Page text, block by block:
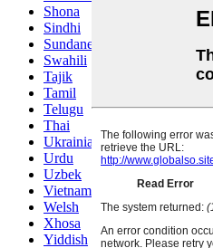
Shona
Sindhi
Sundanese
Swahili
Tajik
Tamil
Telugu
Thai
Ukrainian
Urdu
Uzbek
Vietnamese
Welsh
Xhosa
Yiddish